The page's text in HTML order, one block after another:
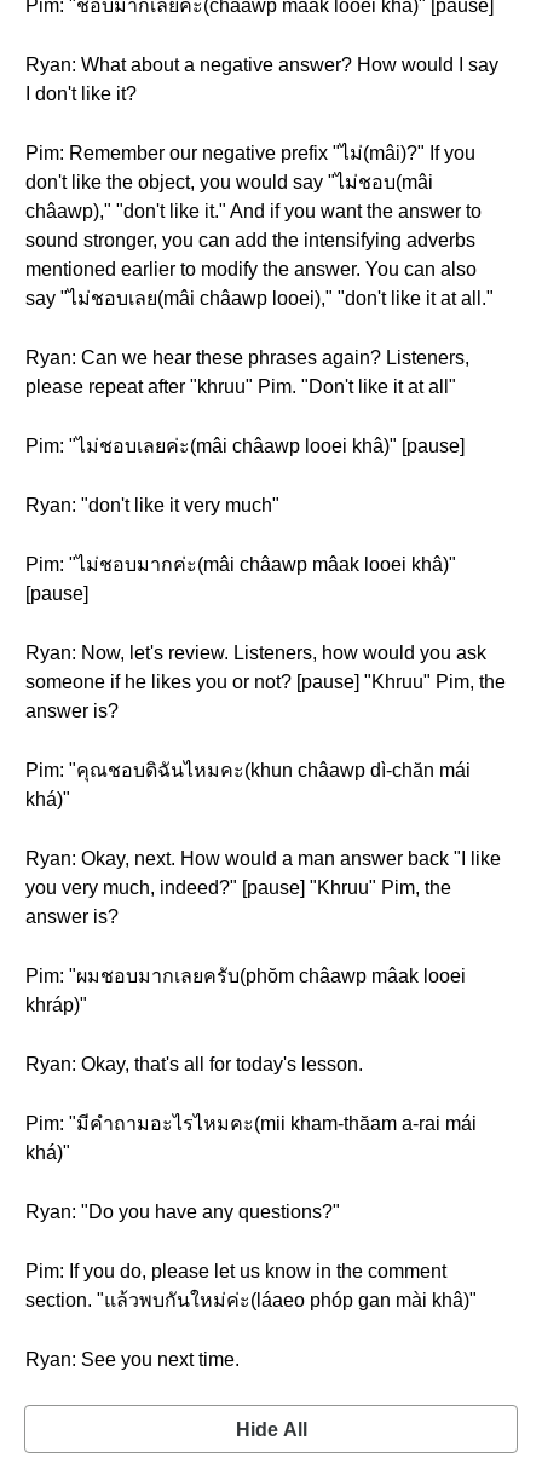
Pim: "ชอบมากเลยค่ะ(châawp mâak looei khâ)" [pause]
Ryan: What about a negative answer? How would I say
I don't like it?
Pim: Remember our negative prefix "ไม่(mâi)?" If you
don't like the object, you would say "ไม่ชอบ(mâi
châawp)," "don't like it." And if you want the answer to
sound stronger, you can add the intensifying adverbs
mentioned earlier to modify the answer. You can also
say "ไม่ชอบเลย(mâi châawp looei)," "don't like it at all."
Ryan: Can we hear these phrases again? Listeners,
please repeat after "khruu" Pim. "Don't like it at all"
Pim: "ไม่ชอบเลยค่ะ(mâi châawp looei khâ)" [pause]
Ryan: "don't like it very much"
Pim: "ไม่ชอบมากค่ะ(mâi châawp mâak looei khâ)"
[pause]
Ryan: Now, let's review. Listeners, how would you ask
someone if he likes you or not? [pause] "Khruu" Pim, the
answer is?
Pim: "คุณชอบดิฉันไหมคะ(khun châawp dì-chăn mái
khá)"
Ryan: Okay, next. How would a man answer back "I like
you very much, indeed?" [pause] "Khruu" Pim, the
answer is?
Pim: "ผมชอบมากเลยครับ(phŏm châawp mâak looei
khráp)"
Ryan: Okay, that's all for today's lesson.
Pim: "มีคำถามอะไรไหมคะ(mii kham-thăam a-rai mái
khá)"
Ryan: "Do you have any questions?"
Pim: If you do, please let us know in the comment
section. "แล้วพบกันใหม่ค่ะ(láaeo phóp gan mài khâ)"
Ryan: See you next time.
Hide All